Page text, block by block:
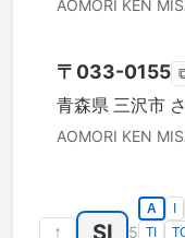
AOMORI KEN
〒 033-0155
青森県 三沢市
AOMORI KEN
↑ SI 5
A
TI